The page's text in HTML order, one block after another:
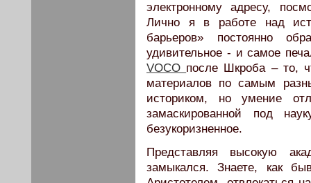
электронному адресу,
Лично я в работе над
барьеров» постоянно
удивительное - и самое
VOCO после Шкроба – то,
материалов по самым
историком, но умение
замаскированной под
безукоризненное.
Представляя высокую
замыкался. Знаете, как